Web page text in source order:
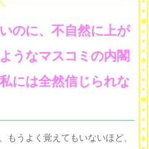
のに、不自然に上が
うなマスコミの内閣
には全然信じられな
うよく覚えてもいないほど、